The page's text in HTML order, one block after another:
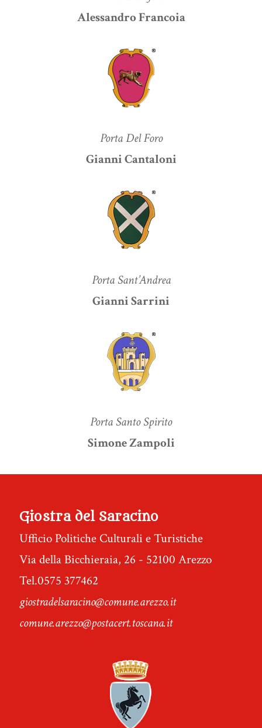
Alessandro Francoia
Porta Del Foro
Gianni Cantaloni
Porta Sant’Andrea
Gianni Sarrini
Porta Santo Spirito
Simone Zampoli
Giostra del Saracino
Ufficio Politiche Culturali e Turistiche
Via della Bicchieraia, 26 - 52100 Arezzo
Tel.0575 377462
giostradelsaracino@comune.arezzo.it
comune.arezzo@postacert.toscana.it